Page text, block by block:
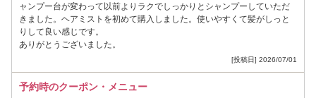
ャンプー台が変わって以前よりラクでしっかりとシャンプーしていただ
きました。ヘアミストを初めて購入しました。使いやすくて髪がしっと
りして良い感じです。
ありがとうございました。
[投稿日] 2026/07/01
予約時のクーポン・メニュー